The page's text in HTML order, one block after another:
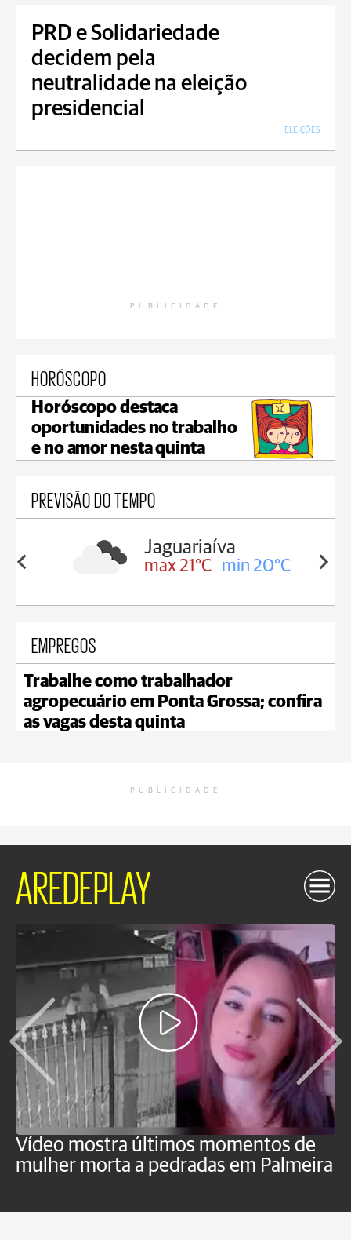
PRD e Solidariedade
decidem pela
neutralidade na eleição
presidencial
ELEIÇÕES
PUBLICIDADE
HORÓSCOPO
Horóscopo destaca
oportunidades no trabalho
e no amor nesta quinta
PREVISÃO DO TEMPO
20°C
Tibagi
max 23°C min 20°C
EMPREGOS
Trabalhe como trabalhador
agropecuário em Ponta Grossa; confira
as vagas desta quinta
PUBLICIDADE
AREDEPLAY
Vídeo mostra últimos momentos de
mulher morta a pedradas em Palmeira